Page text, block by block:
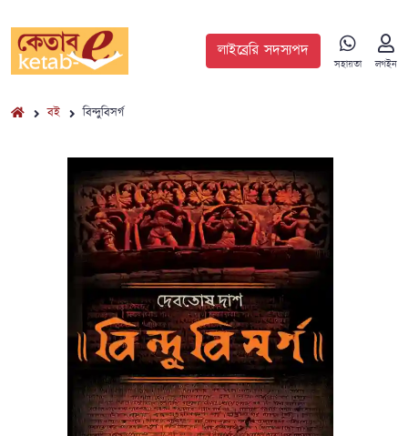
লাইব্রেরি সদস্যপদ
সহায়তা লগইন
বই বিন্দুবিসর্গ